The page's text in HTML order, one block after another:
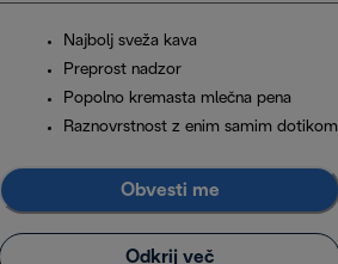
Najbolj sveža kava
Preprost nadzor
Popolno kremasta mlečna pena
Raznovrstnost z enim samim dotikom
Obvesti me
Odkrij več